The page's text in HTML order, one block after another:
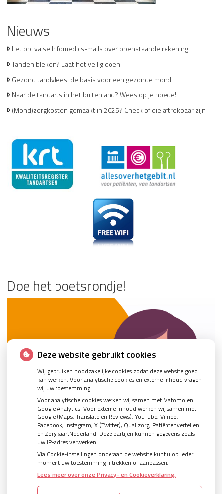
Nieuws
Let op: valse Infomedics-mails over openstaande rekening
Tanden bleken? Laat het veilig doen!
Gezond tandvlees: de basis voor een gezonde mond
Naar de tandarts in het buitenland? Wees op je hoede!
(Mond)zorgkosten gemaakt in 2025? Check of die aftrekbaar zijn
Doe het poetsrondje!
Deze website gebruikt cookies
Wij gebruiken noodzakelijke cookies zodat deze website goed
kan werken. Voor analytische cookies en externe inhoud vragen
wij uw toestemming.
Voor analytische cookies werken wij samen met Matomo en
Google Analytics. Voor externe inhoud werken wij samen met
Google (Maps, Translate en Reviews), YouTube, Vimeo,
Facebook, Instagram, X (Twitter), Qualizorg, Patiëntenvertellen
en ZorgkaartNederland. Deze partijen kunnen gegevens zoals
uw IP-adres verwerken.
Via Cookie-instellingen onderaan de website kunt u op ieder
moment uw toestemming intrekken of aanpassen.
Lees meer over onze Privacy- en Cookieverklaring.